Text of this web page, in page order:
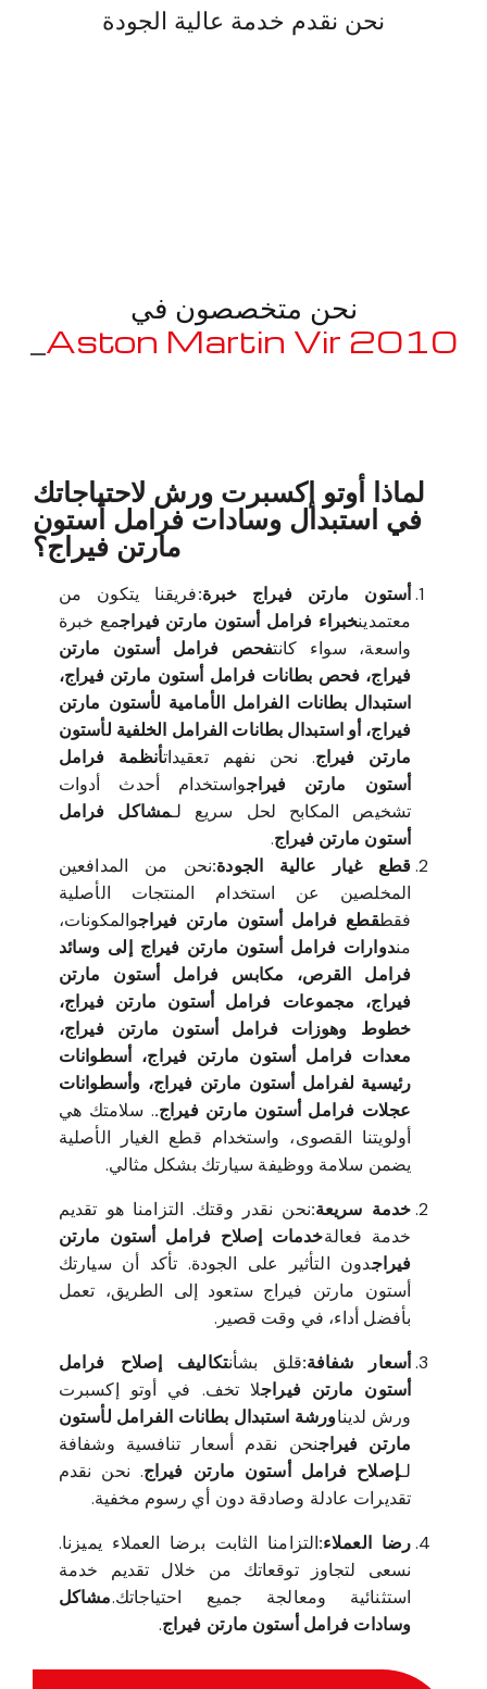
نحن نقدم خدمة عالية الجودة
نحن متخصصون في
2010 Aston Martin
لماذا أوتو إكسبرت ورش لاحتياجاتك
في استبدال وسادات فرامل أستون
مارتن فيراج؟
أستون مارتن فيراج خبرة:فريقنا يتكون من
معتمدين خبراء فرامل أستون مارتن فيراجمع خبرة
واسعة، سواء كانتفحص فرامل أستون مارتن
فيراج، فحص بطانات فرامل أستون مارتن فيراج،
استبدال بطانات الفرامل الأمامية لأستون مارتن
فيراج، أو استبدال بطانات الفرامل الخلفية لأستون
مارتن فيراج. نحن نفهم تعقيدات
أنظمة فرامل
أستون مارتن فيراج واستخدام أحدث أدوات
تشخيص المكابح لحل سريع لـ
أستون مارتن فيراج
قطع غيار عالية الجودة:
نحن من المدافعين
المخلصين عن استخدام المنتجات الأصلية
فقطقطع فرامل أستون مارتن فيراج والمكونات،
مندوارات فرامل أستون مارتن فيراج إلى وسائد
فرامل القرص، مكابس فرامل أستون مارتن
فيراج، مجموعات فرامل أستون مارتن فيراج،
خطوط وهوزات فرامل أستون مارتن فيراج،
معدات فرامل أستون مارتن فيراج، أسطوانات
رئيسية لفرامل أستون مارتن فيراج، وأسطوانات
عجلات فرامل أستون مارتن فيراج.. سلامتك هي
أولويتنا القصوى، واستخدام قطع الغيار الأصلية
يضمن سلامة ووظيفة سيارتك بشكل مثالي.
خدمة سريعة:نحن نقدر وقتك. التزامنا هو تقديم
خدمة فعالةخدمات إصلاح فرامل أستون مارتن
فيراجدون التأثير على الجودة. تأكد أن سيارتك
أستون مارتن فيراج ستعود إلى الطريق، تعمل
بأفضل أداء، في وقت قصير.
أسعار شفافة: قلق بشأنتكاليف إصلاح فرامل
أستون مارتن فيراجلا تخف. في أوتو إكسبرت
ورش لديناورشة استبدال بطانات الفرامل لأستون
مارتن فيراجنحن نقدم أسعار تنافسية وشفافة
لـإصلاح فرامل أستون مارتن فيراج . نحن نقدم
تقديرات عادلة وصادقة دون أي رسوم مخفية.
رضا العملاء:التزامنا الثابت برضا العملاء يميزنا.
نسعى لتجاوز توقعاتك من خلال تقديم خدمة
استثنائية ومعالجة جميع احتياجاتك.